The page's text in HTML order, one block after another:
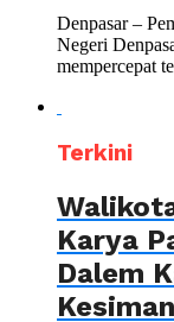
Denpasar –
Negeri
mempercepat
Terkini
Karya
Dalem
Kesiman